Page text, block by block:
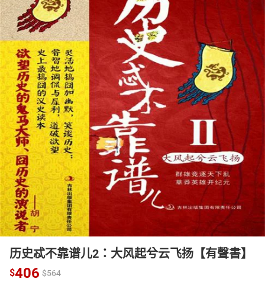
居家生活 3C家電 運動休閒 親子玩具
女裝 男裝 化妝保養 情趣用品
日本購物 電子/紙本書
HOT
历史忒不靠谱儿2：大风起兮云飞扬【有聲書】
$406 $564